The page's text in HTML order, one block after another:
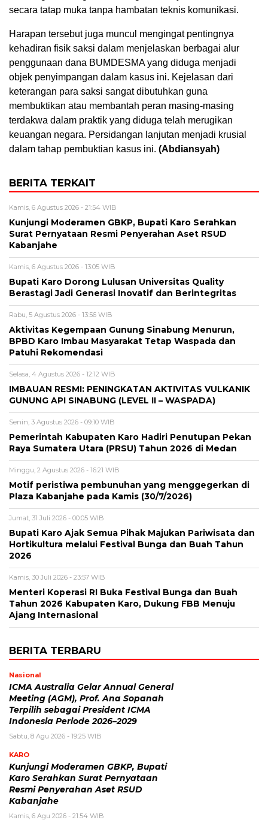
secara tatap muka tanpa hambatan teknis komunikasi.
Harapan tersebut juga muncul mengingat pentingnya
kehadiran fisik saksi dalam menjelaskan berbagai alur
penggunaan dana BUMDESMA yang diduga menjadi
objek penyimpangan dalam kasus ini. Kejelasan dari
keterangan para saksi sangat dibutuhkan guna
membuktikan atau membantah peran masing-masing
terdakwa dalam praktik yang diduga telah merugikan
keuangan negara. Persidangan lanjutan menjadi krusial
dalam tahap pembuktian kasus ini. (Abdiansyah)
BERITA TERKAIT
Kamis, 6 Agustus 2026 - 21:54 WIB
Kunjungi Moderamen GBKP, Bupati Karo Serahkan
Surat Pernyataan Resmi Penyerahan Aset RSUD
Kabanjahe
Kamis, 6 Agustus 2026 - 13:05 WIB
Bupati Karo Dorong Lulusan Universitas Quality
Berastagi Jadi Generasi Inovatif dan Berintegritas
Rabu, 5 Agustus 2026 - 13:56 WIB
Aktivitas Kegempaan Gunung Sinabung Menurun,
BPBD Karo Imbau Masyarakat Tetap Waspada dan
Patuhi Rekomendasi
Selasa, 4 Agustus 2026 - 12:12 WIB
IMBAUAN RESMI: PENINGKATAN AKTIVITAS VULKANIK
GUNUNG API SINABUNG (LEVEL II – WASPADA)
Senin, 3 Agustus 2026 - 09:10 WIB
Pemerintah Kabupaten Karo Hadiri Penutupan Pekan
Raya Sumatera Utara (PRSU) Tahun 2026 di Medan
Minggu, 2 Agustus 2026 - 16:21 WIB
Motif peristiwa pembunuhan yang menggegerkan di
Plaza Kabanjahe pada Kamis (30/7/2026)
Jumat, 31 Juli 2026 - 00:05 WIB
Bupati Karo Ajak Semua Pihak Majukan Pariwisata dan
Hortikultura melalui Festival Bunga dan Buah Tahun
2026
Kamis, 30 Juli 2026 - 23:57 WIB
Menteri Koperasi RI Buka Festival Bunga dan Buah
Tahun 2026 Kabupaten Karo, Dukung FBB Menuju
Ajang Internasional
BERITA TERBARU
Nasional
ICMA Australia Gelar Annual General
Meeting (AGM), Prof. Ana Sopanah
Terpilih sebagai President ICMA
Indonesia Periode 2026–2029
Sabtu, 8 Agu 2026 - 19:25 WIB
KARO
Kunjungi Moderamen GBKP, Bupati
Karo Serahkan Surat Pernyataan
Resmi Penyerahan Aset RSUD
Kabanjahe
Kamis, 6 Agu 2026 - 21:54 WIB